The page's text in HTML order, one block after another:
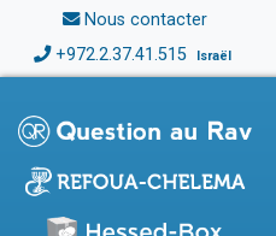
Nous contacter
+972.2.37.41.515 Israël